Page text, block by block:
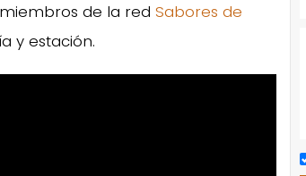
de la red Sabores de
y estación.